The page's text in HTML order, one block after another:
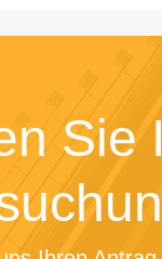
Sie